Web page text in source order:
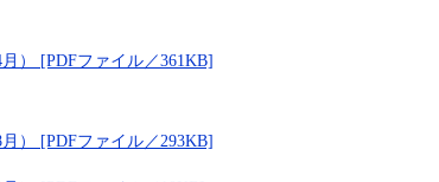
） [PDFファイル／361KB]
） [PDFファイル／293KB]